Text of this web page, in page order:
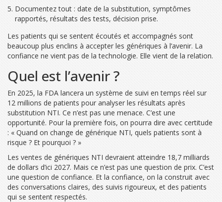
Documentez tout : date de la substitution, symptômes
rapportés, résultats des tests, décision prise.
Les patients qui se sentent écoutés et accompagnés sont
beaucoup plus enclins à accepter les génériques à l’avenir. La
confiance ne vient pas de la technologie. Elle vient de la relation.
Quel est l’avenir ?
En 2025, la FDA lancera un système de suivi en temps réel sur
12 millions de patients pour analyser les résultats après
substitution NTI. Ce n’est pas une menace. C’est une
opportunité. Pour la première fois, on pourra dire avec certitude
: « Quand on change de générique NTI, quels patients sont à
risque ? Et pourquoi ? »
Les ventes de génériques NTI devraient atteindre 18,7 milliards
de dollars d’ici 2027. Mais ce n’est pas une question de prix. C’est
une question de confiance. Et la confiance, on la construit avec
des conversations claires, des suivis rigoureux, et des patients
qui se sentent respectés.